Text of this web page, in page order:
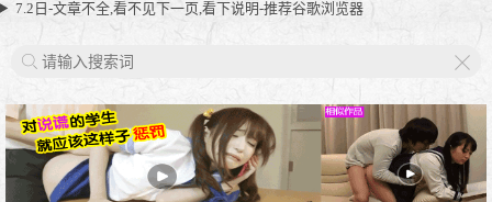
7.2日-文章不全,看不见下一页,看下说明-推荐谷歌浏览器